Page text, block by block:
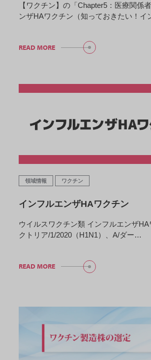
【ワクチン】の「Chapter5：医療関係
ンザHAワクチン（知っておきたい！
READ MORE
領域情報 ワクチン
インフルエンザHAワクチン
ウイルスワクチン類 インフルエンザ
クトリア/1/2020（H1N1）、A/ダー…
READ MORE